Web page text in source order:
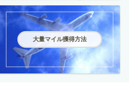
大量マイル獲得方法